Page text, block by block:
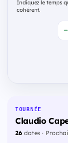
Indiquez le temps
cohérent.
TOURNÉE
Claudio
26dates ·